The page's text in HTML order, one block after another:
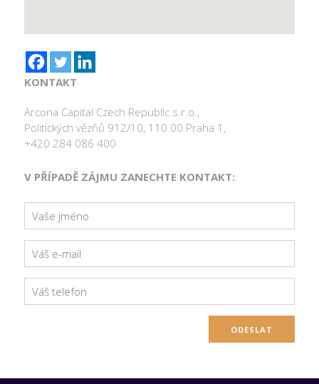
KONTAKT
Arcona Capital Czech Republic s.r.o.,
Politických vězňů 912/10, 110 00 Praha 1,
+420 284 086 400
V PŘÍPADĚ ZÁJMU ZANECHTE KONTAKT: